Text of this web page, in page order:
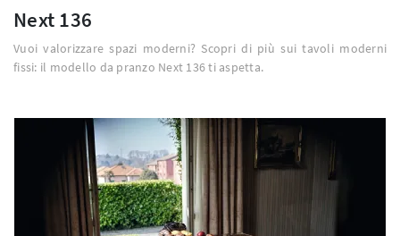
Next 136
Vuoi valorizzare spazi moderni? Scopri di più sui tavoli moderni
fissi: il modello da pranzo Next 136 ti aspetta.